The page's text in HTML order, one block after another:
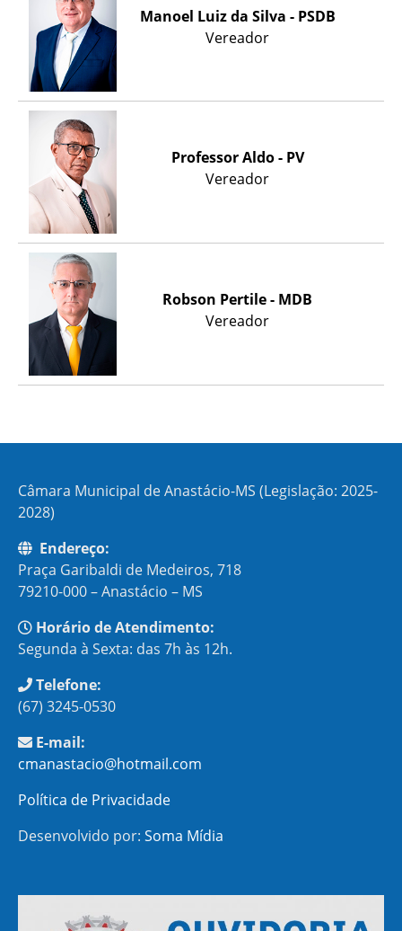
Manoel Luiz da Silva - PSDB
Vereador
Professor Aldo - PV
Vereador
Robson Pertile - MDB
Vereador
Câmara Municipal de Anastácio-MS (Legislação: 2025-
2028)
Endereço:
Praça Garibaldi de Medeiros, 718
79210-000 – Anastácio – MS
Horário de Atendimento:
Segunda à Sexta: das 7h às 12h.
Telefone:
(67) 3245-0530
E-mail:
cmanastacio@hotmail.com
Política de Privacidade
Desenvolvido por: Soma Mídia